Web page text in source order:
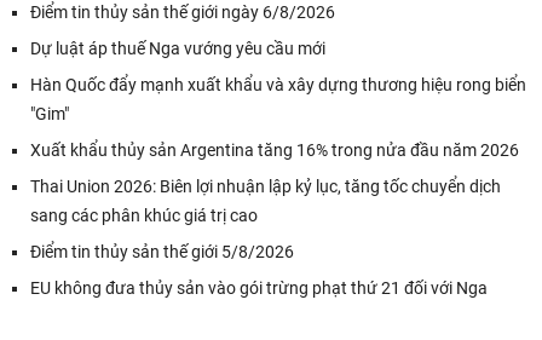
Điểm tin thủy sản thế giới ngày 6/8/2026
Dự luật áp thuế Nga vướng yêu cầu mới
Hàn Quốc đẩy mạnh xuất khẩu và xây dựng thương hiệu rong biển
"Gim"
Xuất khẩu thủy sản Argentina tăng 16% trong nửa đầu năm 2026
Thai Union 2026: Biên lợi nhuận lập kỷ lục, tăng tốc chuyển dịch
sang các phân khúc giá trị cao
Điểm tin thủy sản thế giới 5/8/2026
EU không đưa thủy sản vào gói trừng phạt thứ 21 đối với Nga